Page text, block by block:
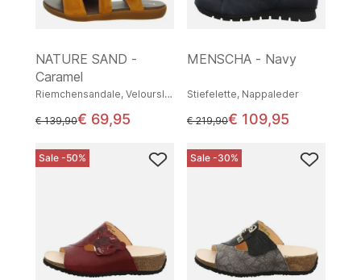
NATURE SAND -
Caramel
Riemchensandale, Veloursleder
statt
€ 139,90€ 69,95
MENSCHA - Navy
Stiefelette, Nappaleder
statt
€ 219,90€ 109,95
Sale -50% Sale -30%